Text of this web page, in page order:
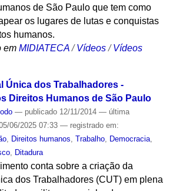
de São Paulo que tem como
os lugares de lutas e conquistas
humanos.
em MIDIATECA /Vídeos /Vídeos
Única dos Trabalhadores -
Direitos Humanos de São Paulo
— publicado12/11/2014 — última
06/2025 07:33 — registrado em:
, Direitos humanos Trabalho, Democracia,
, Ditadura
conta sobre a criação da
dos Trabalhadores (CUT) em plena